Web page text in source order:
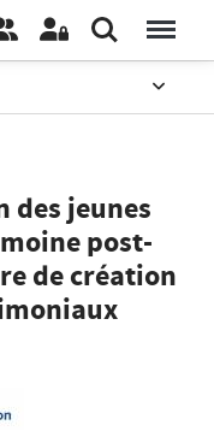
des jeunes
post-
de création